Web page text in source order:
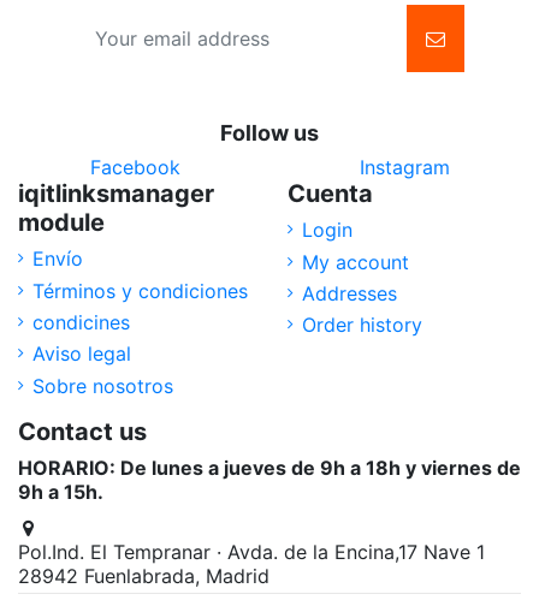
Follow us
Facebook Instagram
iqitlinksmanager
module
Envío
Términos y condiciones
condicines
Aviso legal
Sobre nosotros
Cuenta
Login
My account
Addresses
Order history
Contact us
HORARIO: De lunes a jueves de 9h a 18h y viernes de
9h a 15h.
Pol.Ind. El Tempranar · Avda. de la Encina,17 Nave 1
28942 Fuenlabrada, Madrid